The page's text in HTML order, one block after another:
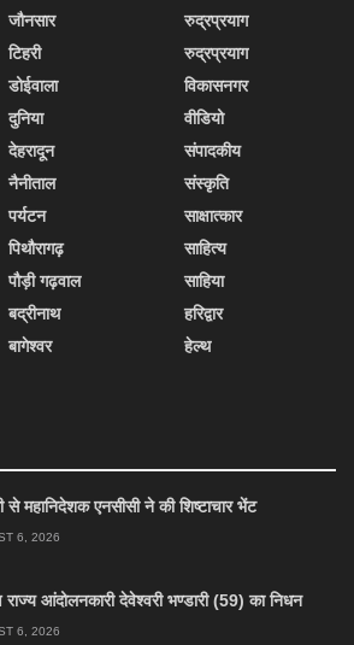
जौनसार
टिहरी
डोईवाला
दुनिया
देहरादून
नैनीताल
पर्यटन
पिथौरागढ़
पौड़ी गढ़वाल
बद्रीनाथ
बागेश्वर
रुद्रप्रयाग
रुद्रप्रयाग
विकासनगर
वीडियो
संपादकीय
संस्कृति
साक्षात्कार
साहित्य
साहिया
हरिद्वार
हेल्थ
से महानिदेशक एनसीसी ने की शिष्टाचार भेंट
6, 2026
राज्य आंदोलनकारी देवेश्वरी भण्डारी (59) का निधन
6, 2026